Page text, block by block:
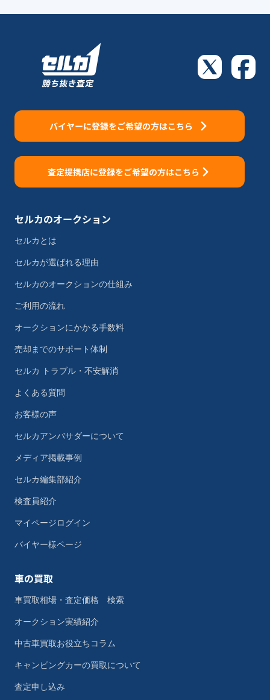
バイヤーに登録をご希望の方はこちら
査定提携店に登録をご希望の方はこちら
セルカのオークション
セルカとは
セルカが選ばれる理由
セルカのオークションの仕組み
ご利用の流れ
オークションにかかる手数料
売却までのサポート体制
セルカ トラブル・不安解消
よくある質問
お客様の声
セルカアンバサダーについて
メディア掲載事例
セルカ編集部紹介
検査員紹介
マイページログイン
バイヤー様ページ
車の買取
車買取相場・査定価格 検索
オークション実績紹介
中古車買取お役立ちコラム
キャンピングカーの買取について
査定申し込み